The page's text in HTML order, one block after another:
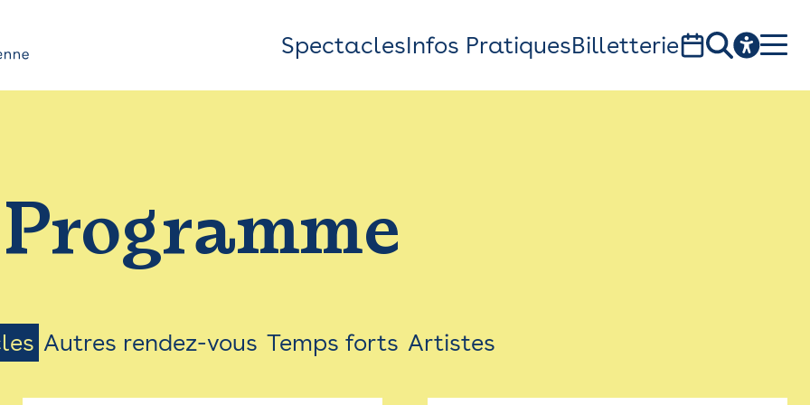
Top
Bar
Menu
SpectaclesInfos PratiquesBilletterie
1, av. du Chateau d'eau - 31300 Toulouse
Programme
Autres rendez-vous Temps forts Artistes